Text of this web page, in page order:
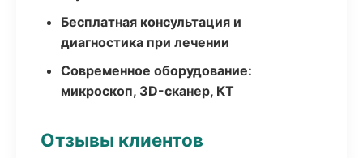
Бесплатная консультация и
диагностика при лечении
Современное оборудование:
микроскоп, 3D-сканер, КТ
Отзывы клиентов